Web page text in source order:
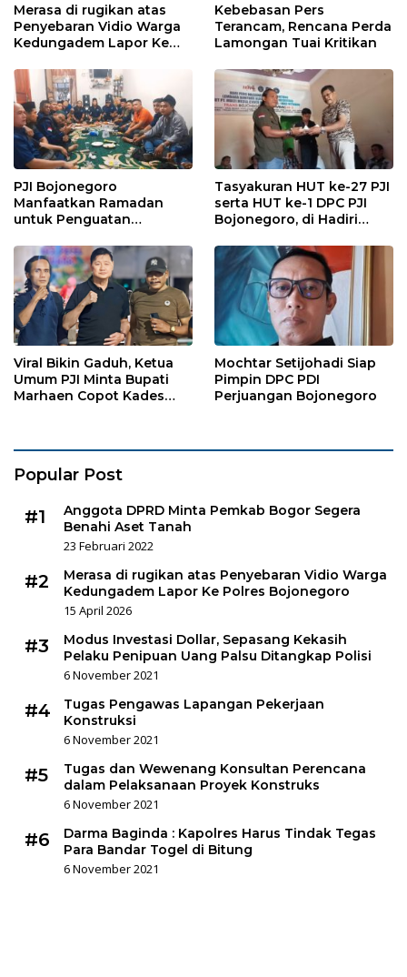
Merasa di rugikan atas
Penyebaran Vidio Warga
Kedungadem Lapor Ke
Kebebasan Pers
Terancam, Rencana Perda
Lamongan Tuai Kritikan
PJI Bojonegoro
Manfaatkan Ramadan
untuk Penguatan
Kebersamaan
Tasyakuran HUT ke-27 PJI
serta HUT ke-1 DPC PJI
Bojonegoro, di Hadiri
Viral Bikin Gaduh, Ketua
Umum PJI Minta Bupati
Marhaen Copot Kades
Mochtar Setijohadi Siap
Pimpin DPC PDI
Perjuangan Bojonegoro
Popular Post
#1
Anggota DPRD Minta Pemkab Bogor Segera
Benahi Aset Tanah
23 Februari 2022
#2
Merasa di rugikan atas Penyebaran Vidio Warga
Kedungadem Lapor Ke Polres Bojonegoro
15 April 2026
#3
Modus Investasi Dollar, Sepasang Kekasih
Pelaku Penipuan Uang Palsu Ditangkap Polisi
6 November 2021
#4
Tugas Pengawas Lapangan Pekerjaan
Konstruksi
6 November 2021
#5
Tugas dan Wewenang Konsultan Perencana
dalam Pelaksanaan Proyek Konstruks
6 November 2021
#6
Darma Baginda : Kapolres Harus Tindak Tegas
Para Bandar Togel di Bitung
6 November 2021